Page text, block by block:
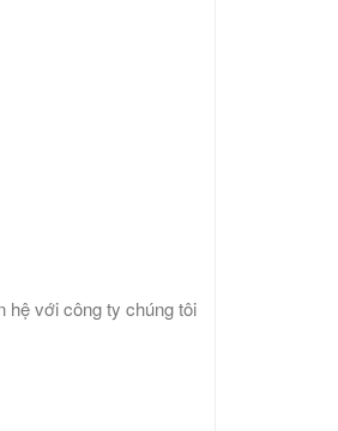
hệ với công ty chúng tôi